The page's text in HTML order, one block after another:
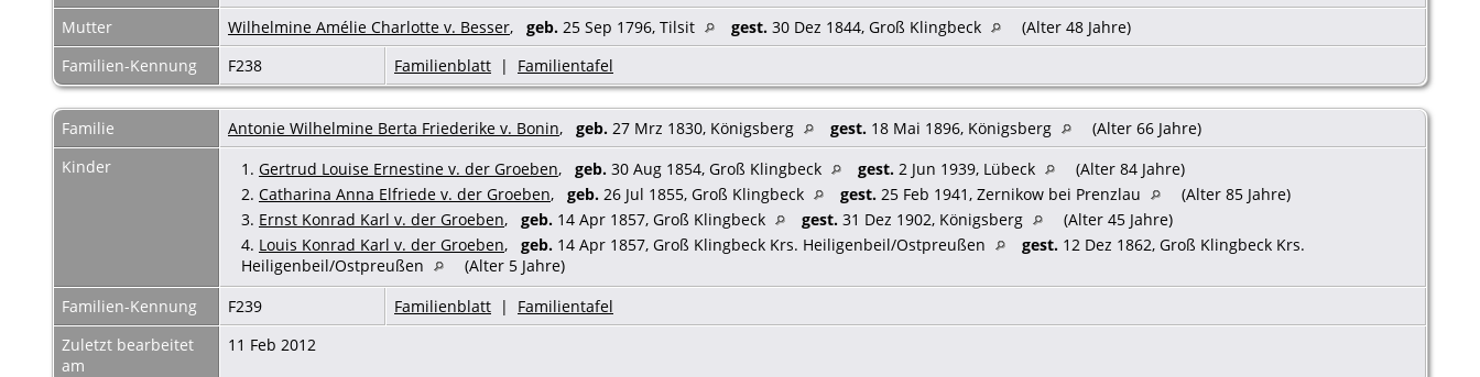
Mutter
Wilhelmine Amélie Charlotte v. Besser, geb. 25 Sep 1796, Tilsit gest. 30 Dez 1844, Groß Klingbeck
(Alter 48 Jahre)
Familien-Kennung
F238 Familienblatt | Familientafel
Familie Antonie Wilhelmine Berta Friederike v. Bonin, geb. 27 Mrz 1830, Königsberg gest. 18 Mai 1896, Königsberg
(Alter 66 Jahre)
Kinder
1. Gertrud Louise Ernestine v. der Groeben, geb. 30 Aug 1854, Groß Klingbeck gest. 2 Jun 1939, Lübeck
(Alter 84 Jahre)
2. Catharina Anna Elfriede v. der Groeben, geb. 26 Jul 1855, Groß Klingbeck gest. 25 Feb 1941, Zernikow bei Prenzlau
(Alter 85 Jahre)
3. Ernst Konrad Karl v. der Groeben, geb. 14 Apr 1857, Groß Klingbeck gest. 31 Dez 1902, Königsberg
(Alter 45 Jahre)
4. Louis Konrad Karl v. der Groeben, geb. 14 Apr 1857, Groß Klingbeck Krs. Heiligenbeil/Ostpreußen gest. 12 Dez 1862, Groß Klingbeck Krs.
Heiligenbeil/Ostpreußen
(Alter 5 Jahre)
Familien-Kennung
F239 Familienblatt | Familientafel
Zuletzt bearbeitet
am
11 Feb 2012